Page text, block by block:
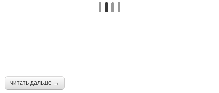
читать дальше →